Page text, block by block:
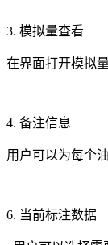
3. 模拟量查看
在界面打开模拟
4. 备注信息
用户可以为每个
6. 当前标注数据